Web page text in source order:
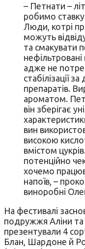
– Петнати –
робимо
Люди, котрі
можуть
та смакувати
адже не
стабілізації
препаратів.
ароматом.
він зберігає
вин
високою
вмістом
потенційно
хочемо
напоїв, –
виноробні
На фестивалі
подружжя Аліни
презентували 4
Блан, Шардоне й